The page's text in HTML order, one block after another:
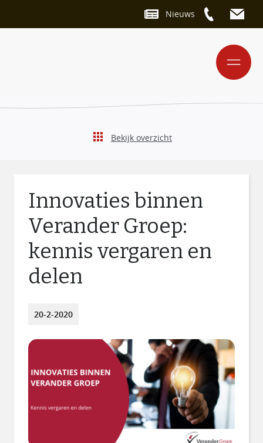
Nieuws
Bekijk overzicht
Innovaties binnen
Verander Groep:
kennis vergaren en
delen
20-2-2020